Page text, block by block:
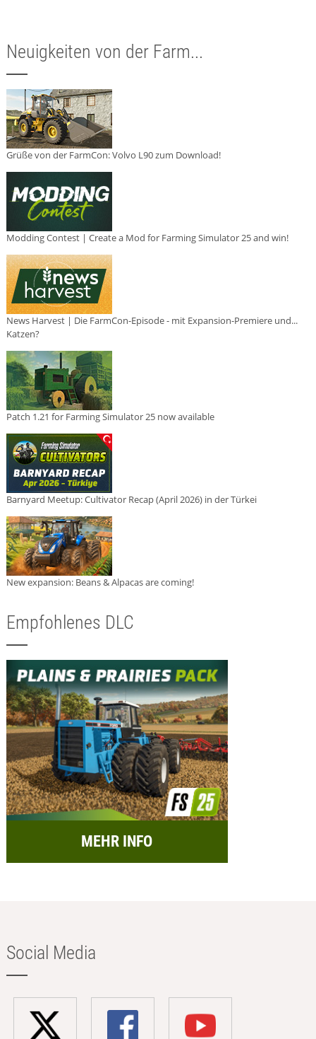
Neuigkeiten von der Farm...
Grüße von der FarmCon: Volvo L90 zum Download!
Modding Contest | Create a Mod for Farming Simulator 25 and win!
News Harvest | Die FarmCon-Episode - mit Expansion-Premiere und...
Katzen?
Patch 1.21 for Farming Simulator 25 now available
Barnyard Meetup: Cultivator Recap (April 2026) in der Türkei
New expansion: Beans & Alpacas are coming!
Empfohlenes DLC
MEHR INFO
Social Media